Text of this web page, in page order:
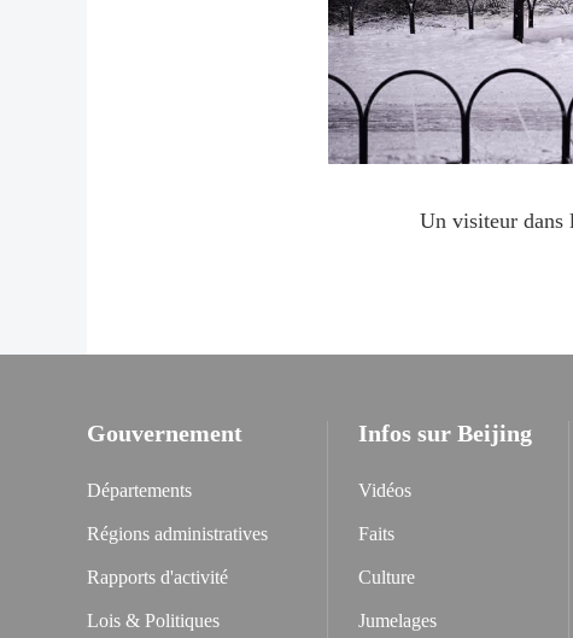
Un visiteur dans
Gouvernement
Départements
Régions administratives
Rapports d'activité
Lois & Politiques
Infos sur Beijing
Vidéos
Faits
Culture
Jumelages